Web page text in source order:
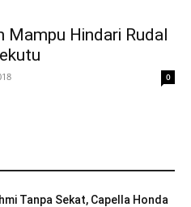
Hindari Rudal
0
Tanpa Sekat, Capella Honda